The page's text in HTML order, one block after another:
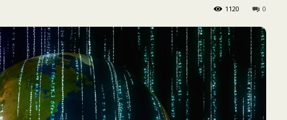
КАЛЕНДАРНОЕ
ПЛАНИРОВАНИЕ
0
1120